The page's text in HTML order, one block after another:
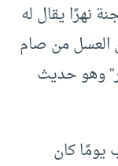
نهرًا يقال له
العسل من صام
وهو حديث
كان